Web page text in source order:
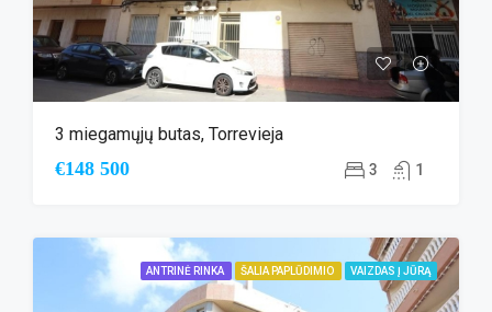
3 miegamųjų butas, Torrevieja
€148 500 3 1
ANTRINĖ RINKA ŠALIA PAPLŪDIMIO VAIZDAS Į JŪRĄ